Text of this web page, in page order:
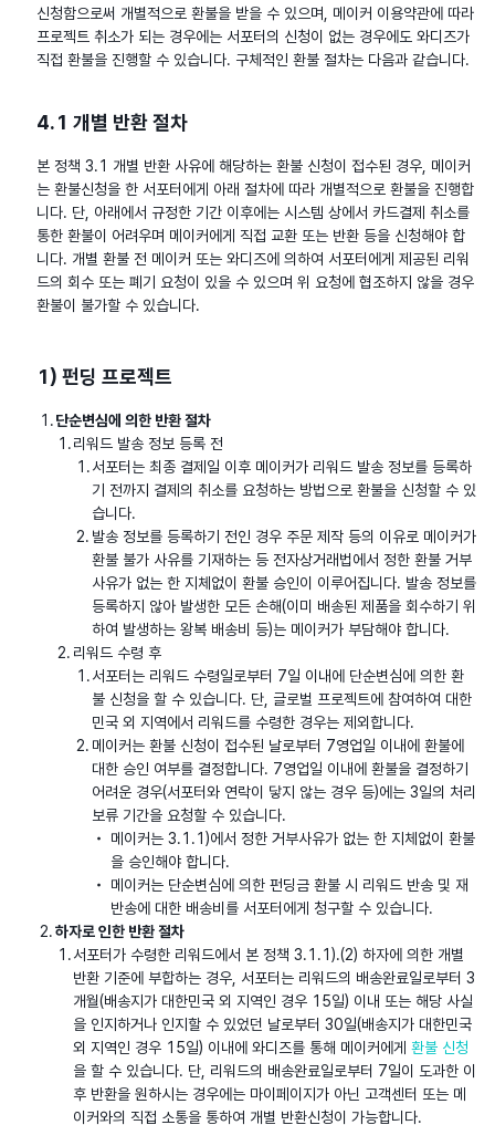
신청함으로써 개별적으로 환불을 받을 수 있으며, 메이커 이용약관에 따라
프로젝트 취소가 되는 경우에는 서포터의 신청이 없는 경우에도 와디즈가
직접 환불을 진행할 수 있습니다. 구체적인 환불 절차는 다음과 같습니다.
4.1 개별 반환 절차
본 정책 3.1 개별 반환 사유에 해당하는 환불 신청이 접수된 경우, 메이커
는 환불신청을 한 서포터에게 아래 절차에 따라 개별적으로 환불을 진행합
니다. 단, 아래에서 규정한 기간 이후에는 시스템 상에서 카드결제 취소를
통한 환불이 어려우며 메이커에게 직접 교환 또는 반환 등을 신청해야 합
니다. 개별 환불 전 메이커 또는 와디즈에 의하여 서포터에게 제공된 리워
드의 회수 또는 폐기 요청이 있을 수 있으며 위 요청에 협조하지 않을 경우
환불이 불가할 수 있습니다.
1) 펀딩 프로젝트
단순변심에 의한 반환 절차
리워드 발송 정보 등록 전
서포터는 최종 결제일 이후 메이커가 리워드 발송 정보를 등록하
기 전까지 결제의 취소를 요청하는 방법으로 환불을 신청할 수 있
습니다.
발송 정보를 등록하기 전인 경우 주문 제작 등의 이유로 메이커가
환불 불가 사유를 기재하는 등 전자상거래법에서 정한 환불 거부
사유가 없는 한 지체없이 환불 승인이 이루어집니다. 발송 정보를
등록하지 않아 발생한 모든 손해(이미 배송된 제품을 회수하기 위
하여 발생하는 왕복 배송비 등)는 메이커가 부담해야 합니다.
리워드 수령 후
서포터는 리워드 수령일로부터 7일 이내에 단순변심에 의한 환
불 신청을 할 수 있습니다. 단, 글로벌 프로젝트에 참여하여 대한
민국 외 지역에서 리워드를 수령한 경우는 제외합니다.
메이커는 환불 신청이 접수된 날로부터 7영업일 이내에 환불에
대한 승인 여부를 결정합니다. 7영업일 이내에 환불을 결정하기
어려운 경우(서포터와 연락이 닿지 않는 경우 등)에는 3일의 처리
보류 기간을 요청할 수 있습니다.
메이커는 3.1.1)에서 정한 거부사유가 없는 한 지체없이 환불
을 승인해야 합니다.
메이커는 단순변심에 의한 펀딩금 환불 시 리워드 반송 및 재
반송에 대한 배송비를 서포터에게 청구할 수 있습니다.
하자로 인한 반환 절차
서포터가 수령한 리워드에서 본 정책 3.1.1).(2) 하자에 의한 개별
반환 기준에 부합하는 경우, 서포터는 리워드의 배송완료일로부터 3
개월(배송지가 대한민국 외 지역인 경우 15일) 이내 또는 해당 사실
을 인지하거나 인지할 수 있었던 날로부터 30일(배송지가 대한민국
외 지역인 경우 15일) 이내에 와디즈를 통해 메이커에게환불 신청
을 할 수 있습니다. 단, 리워드의 배송완료일로부터 7일이 도과한 이
후 반환을 원하시는 경우에는 마이페이지가 아닌 고객센터 또는 메
이커와의 직접 소통을 통하여 개별 반환신청이 가능합니다.